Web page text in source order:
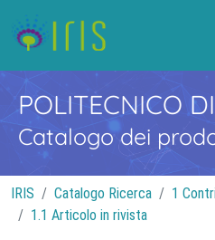
POLITECNICO
Catalogo dei
IRIS Catalogo Ricerca
1
1.1 Articolo in rivista